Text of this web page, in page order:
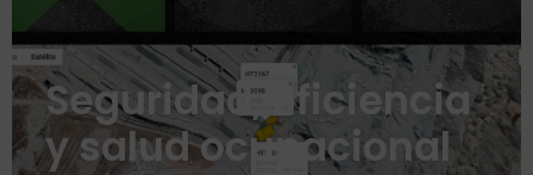
Seguridad, eficiencia
y salud ocupacional